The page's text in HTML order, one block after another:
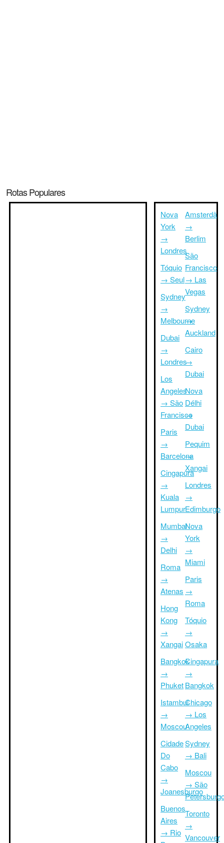
Rotas Populares
Nova
York
→
Londres
Tóquio
→ Seul
Sydney
→
Melbourne
Dubai
→
Londres
Los
Angeles
→ São
Francisco
Paris
→
Barcelona
Cingapura
→
Kuala
Lumpur
Mumbai
→
Delhi
Roma
→
Atenas
Hong
Kong
→
Xangai
Bangkok
→
Phuket
Istambul
→
Moscou
Cidade
Do
Cabo
→
Joanesburgo
Buenos
Aires
→ Rio
Amsterdã
→
Berlim
São
Francisco
→ Las
Vegas
Sydney
→
Auckland
Cairo
→
Dubai
Nova
Délhi
→
Dubai
Pequim
→
Xangai
Londres
→
Edimburgo
Nova
York
→
Miami
Paris
→
Roma
Tóquio
→
Osaka
Cingapura
→
Bangkok
Chicago
→ Los
Angeles
Sydney
→ Bali
Moscou
→ São
Toronto
→
Vancouver